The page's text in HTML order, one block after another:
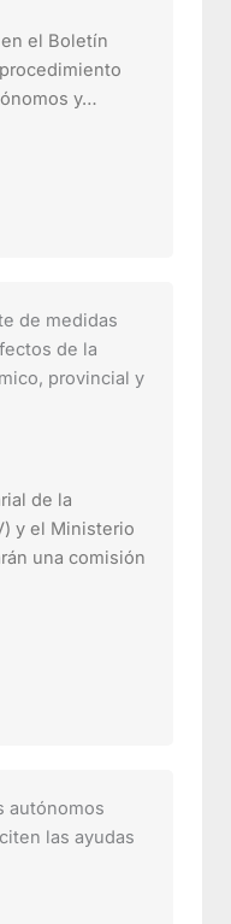
el Boletín
y…
de medidas
de la
provincial y
de la
y el Ministerio
una comisión
autónomos
las ayudas